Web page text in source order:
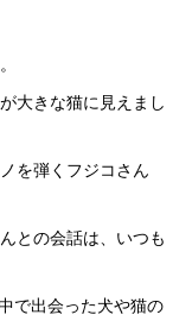
大きな猫に見えまし
を弾くフジコさん
との会話は、いつも
で出会った犬や猫の